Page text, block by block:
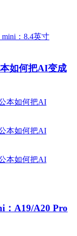
如何把AI变成
：A19/A20 Pro